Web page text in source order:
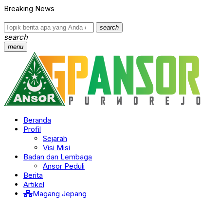
Breaking News
search
search
menu
Beranda
Profil
Sejarah
Visi Misi
Badan dan Lembaga
Ansor Peduli
Berita
Artikel
Magang Jepang